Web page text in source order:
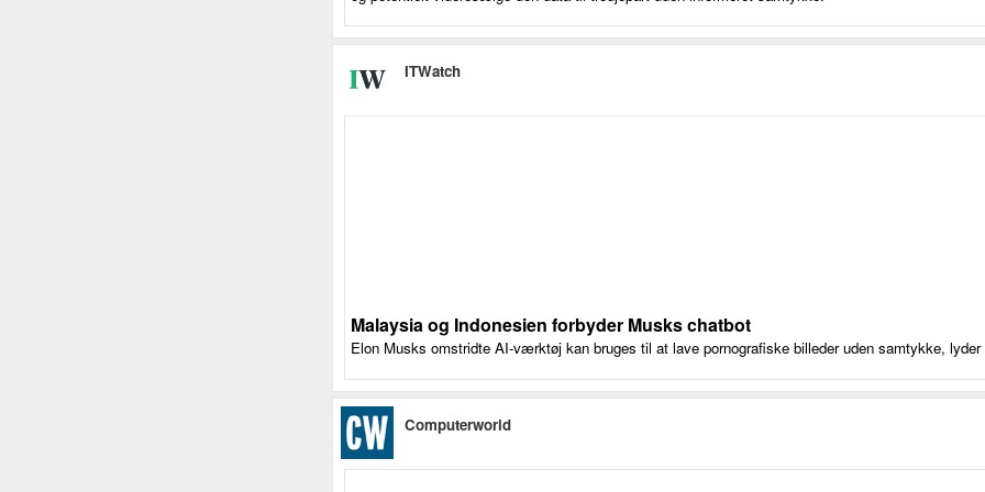
ITWatch
Malaysia og Indonesien forbyder Musks chatbot
Elon Musks omstridte AI-værktøj kan bruges til at lave pornografiske billeder uden samtykke, lyder
Computerworld